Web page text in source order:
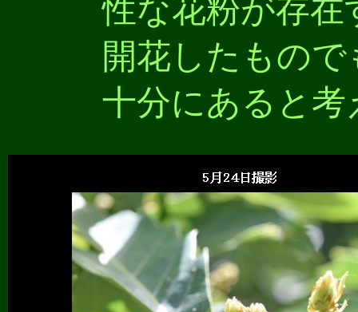
性な花粉が存在
開花したもの
十分にあると